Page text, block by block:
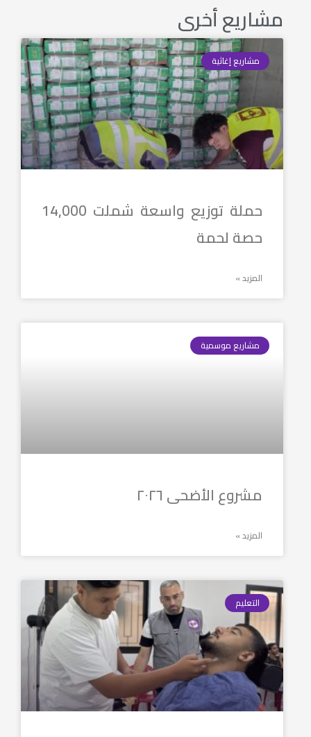
مشاريع أخرى
مشاريع إغاثية
حملة توزيع واسعة شملت 14,000
حصة لحمة
المزيد »
مشاريع موسمية
مشروع الأضحى ٢٠٢٦
المزيد »
التعليم